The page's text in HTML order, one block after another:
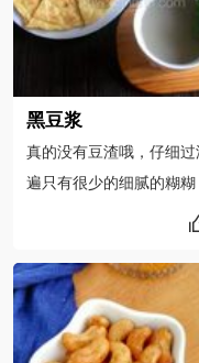
黑豆浆
真的没有豆渣哦，仔细过
遍只有很少的细腻的糊糊
全可以忽略不计，一杯健
餐更营养